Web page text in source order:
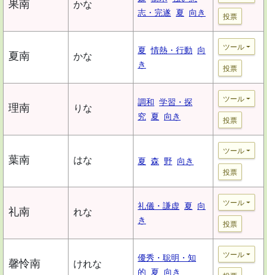
果南 かな
志・完遂
夏 向き 投票
夏南 かな
夏 情熱・行動
向
き
ツール
投票
理南 りな
調和 学習・探
究 夏 向き
ツール
投票
葉南 はな 夏 森 野 向き
ツール
投票
礼南 れな
礼儀・謙虚 夏
向
き
ツール
投票
馨怜南 けれな
優秀・聡明・知
的
夏 向き
ツール